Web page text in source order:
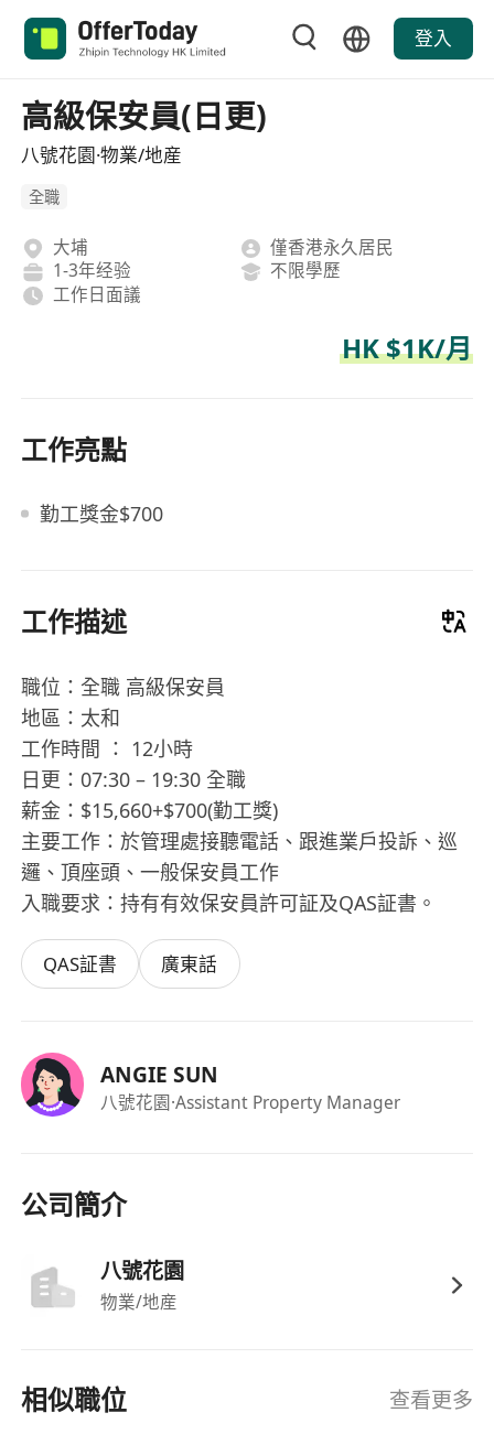
登入
高級保安員(日更)
八號花園·物業/地産
全職
大埔
僅香港永久居民
1-3年经验
不限學歷
工作日面議
HK $1K/月
工作亮點
勤工獎金$700
工作描述
職位：全職 高級保安員
地區：太和
工作時間 ： 12小時
日更：07:30 – 19:30 全職
薪金：$15,660+$700(勤工獎)
主要工作：於管理處接聽電話、跟進業戶投訴、巡
邏、頂座頭、一般保安員工作
入職要求：持有有效保安員許可証及QAS証書。
QAS証書 廣東話
ANGIE SUN
八號花園·Assistant Property Manager
公司簡介
八號花園
物業/地産
相似職位 查看更多